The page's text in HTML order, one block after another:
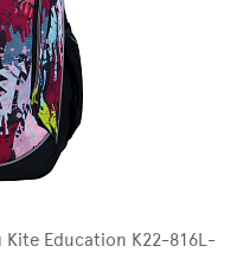
Education K22-816L-